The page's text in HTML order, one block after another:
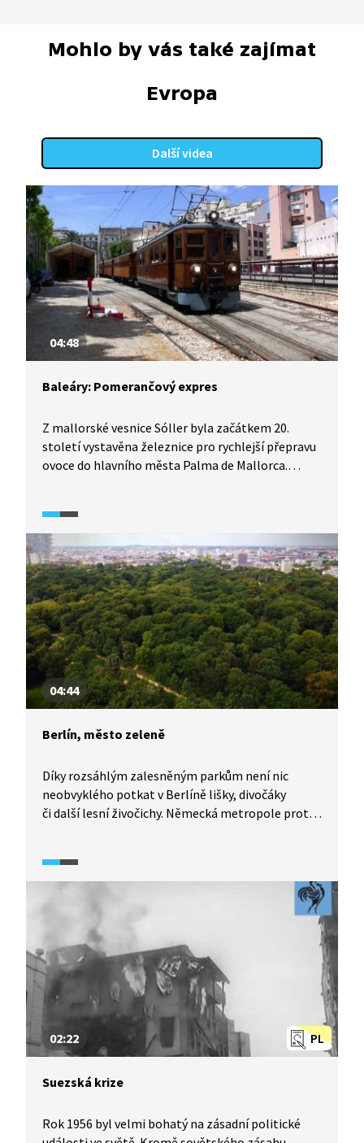
Mohlo by vás také zajímat
Evropa
Další videa
04:48
Baleáry: Pomerančový expres
Z mallorské vesnice Sóller byla začátkem 20.
století vystavěna železnice pro rychlejší přepravu
ovoce do hlavního města Palma de Mallorca.
expresu" je však v provozu stále a slouží turistům.
Ze Sólleru kromě vlaku vyjíždí i tramvaje, dříve
využívané pro nákladní dopravu.
04:44
Berlín, město zeleně
Díky rozsáhlým zalesněným parkům není nic
neobvyklého potkat v Berlíně lišky, divočáky
či další lesní živočichy. Německá metropole proto
porůstají například již nevyužívané železniční
tratě. Přijměte pozvání na procházku městskou
divočinou a poslechněte si vysvětlení, jak k tomu
vlastně došlo a jakou roli v tom hrály světové
dějiny.
PL
02:22
Suezská krize
Rok 1956 byl velmi bohatý na zásadní politické